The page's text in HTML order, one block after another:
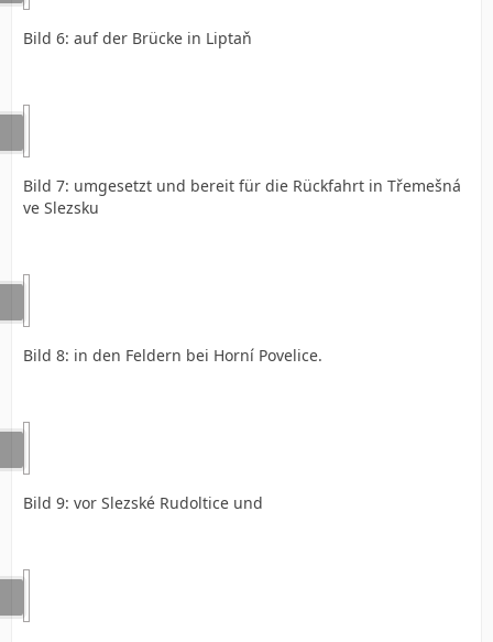
Bild 6: auf der Brücke in Liptaň
Bild 7: umgesetzt und bereit für die Rückfahrt in Třemešná
ve Slezsku
Bild 8: in den Feldern bei Horní Povelice.
Bild 9: vor Slezské Rudoltice und